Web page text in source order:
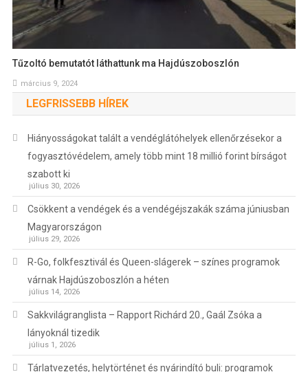
Tűzoltó bemutatót láthattunk ma Hajdúszoboszlón
március 9, 2024
LEGFRISSEBB HÍREK
Hiányosságokat talált a vendéglátóhelyek ellenőrzésekor a
fogyasztóvédelem, amely több mint 18 millió forint bírságot
szabott ki
július 30, 2026
Csökkent a vendégek és a vendégéjszakák száma júniusban
Magyarországon
július 29, 2026
R-Go, folkfesztivál és Queen-slágerek – színes programok
várnak Hajdúszoboszlón a héten
július 14, 2026
Sakkvilágranglista – Rapport Richárd 20., Gaál Zsóka a
lányoknál tizedik
július 1, 2026
Tárlatvezetés, helytörténet és nyárindító buli: programok